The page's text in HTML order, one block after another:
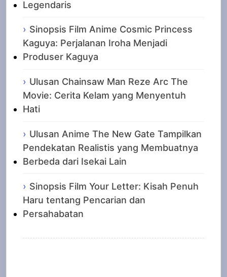
Legendaris
Sinopsis Film Anime Cosmic Princess
Kaguya: Perjalanan Iroha Menjadi
Produser Kaguya
Ulusan Chainsaw Man Reze Arc The
Movie: Cerita Kelam yang Menyentuh
Hati
Ulusan Anime The New Gate Tampilkan
Pendekatan Realistis yang Membuatnya
Berbeda dari Isekai Lain
Sinopsis Film Your Letter: Kisah Penuh
Haru tentang Pencarian dan
Persahabatan